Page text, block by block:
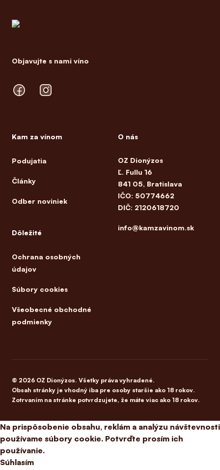
Objavujte s nami víno
FacebookInstagram
Kam za vínom
Podujatia
Články
Odber noviniek
Dôležité
Ochrana osobných
údajov
Súbory cookies
Všeobecné obchodné
podmienky
O nás
OZ Dionýzos
Ľ. Fullu 16
841 05, Bratislava
IČO: 50774662
DIČ: 2120618720
info@kamzavinom.sk
© 2026 OZ Dionýzos. Všetky práva vyhradené.
Obsah stránky je vhodný iba pre osoby staršie ako 18 rokov.
Zotrvaním na stránke potvrdzujete, že máte viac ako 18 rokov.
Na prispôsobenie obsahu, reklám a analýzu návštevnosti
používame súbory cookie. Potvrďte prosím ich
používanie.
Súhlasím